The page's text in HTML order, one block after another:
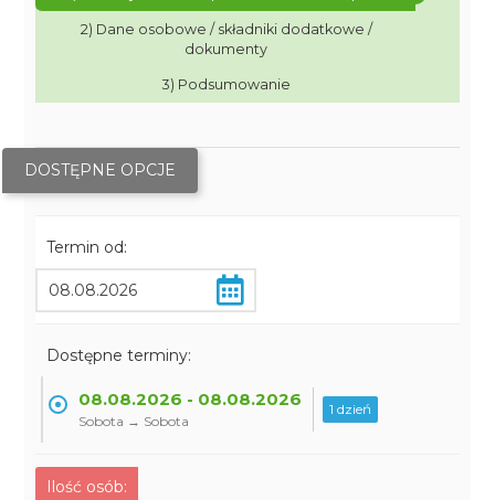
2) Dane osobowe / składniki dodatkowe /
dokumenty
3) Podsumowanie
DOSTĘPNE OPCJE
Termin od:
Dostępne terminy:
08.08.2026 - 08.08.2026
Sobota → Sobota
1 dzień
Ilość osób: